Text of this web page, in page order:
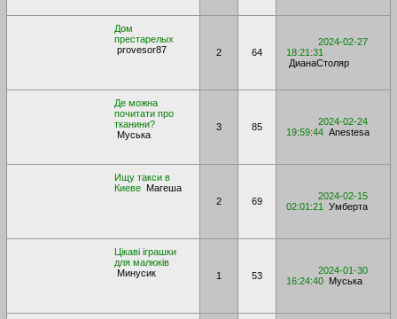
Дом
престарелых
provesor87
2 64
2024-02-27
18:21:31
ДианаСтоляр
Де можна
почитати про
тканини?
Муська
3 85
2024-02-24
19:59:44 Anestesa
Ищу такси в
Киеве
Магеша
2
69
2024-02-15
02:01:21
Умберта
Цікаві іграшки
для малюків
Минусик
1 53
2024-01-30
16:24:40
Муська